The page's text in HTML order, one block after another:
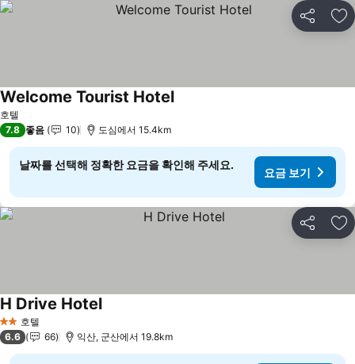
공유 즐
호텔
Welcome Tourist Hotel요금 보기
7.8 좋음 10 도심에서 15.4km
날짜를 선택해 정확한 요금을 확인해 주세요.
요금 보기
공유 즐
2 성급호텔
H Drive Hotel요금 보기
6.6 66 익산, 군산에서 19.8km